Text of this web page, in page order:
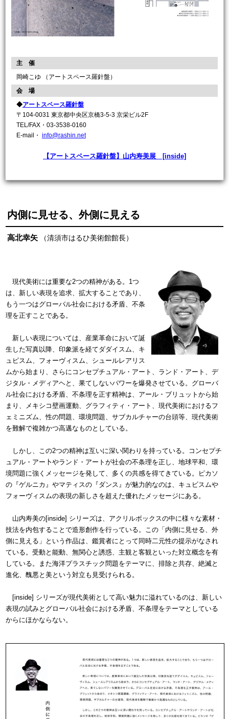
主 催
岡崎こゆ （アートスペース羅針盤）
会 場
◆アートスペース羅針盤
〒104-0031 東京都中央区京橋3-5-3 京栄ビル2F
TEL/FAX・03-3538-0160
E-mail・ info@rashin.net
【アートスペース羅針盤】山内寿美展 [inside]
内側に見せる、外側に見える
高北幸矢 （清須市はるひ美術館館長）
現代美術には重要な2つの精神がある。1つ
は、新しい表現を追求、拡大することであり、
もう一つはグローバル社会における矛盾、不条
理を正すことである。
新しい表現については、産業革命において誕
生した写真以降、印象派を経てダダイスム、キ
ュビスム、フォーヴィスム、シュールレアリス
ムから始まり、さらにコンセプチュアル・アート、ランド・アート、デ
ジタル・メディアヘと、果てしないパワーを爆発させている。グローバ
ル社会における矛盾、不条理を正す精神は、アール・ブリュットから始
まり、メキシコ壁画運動、グラフィティ・アート、現代美術におけるフ
ェミニズム、性の問題、環境問題、サブカルチャーの台頭等、現代美術
を難解で複雑かつ高邁なものとしている。
しかし、この2つの精神は互いに深い関わりを持っている。コンセプチ
ュアル・アー卜やランド・アートが社会の不条理を正し、地球平和、環
境問題に強くメッセージを発して、多くの共感を得てきている。ピカソ
の『ゲルニカ』やマティスの『ダンス』が魅力的なのは、キュビスムや
フォーヴィスムの表現の新しさを超えた優れたメッセージにある。
山内寿美の[inside] シリーズは、アクリルボックスの中に様々な素材・
技法を内包することで造形創作を行っている。この「内側に見せる、外
側に見える」という作品は、鑑賞者にとって同時二元性の提示がなされ
ている。受動と能動、無関心と誘惑、主観と客観といった対立概念を有
している。また海洋プラスチック問題をテーマに、排除と共存、絶滅と
進化、醜悪と美という対立も見受けられる。
[inside] シリーズが現代美術として高い魅力に溢れているのは、新しい
表現の試みとグローバル社会における矛盾、不条理をテーマとしている
からにほかならない。